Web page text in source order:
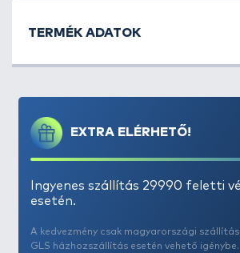
EXTRA ELÉRHETŐ!
Ingyenes szállítás 29990 feletti
esetén.
A kedvezmény csak magyarországi
GLS házhozszállítás esetén vehető igénybe.
TERMÉK ADATOK